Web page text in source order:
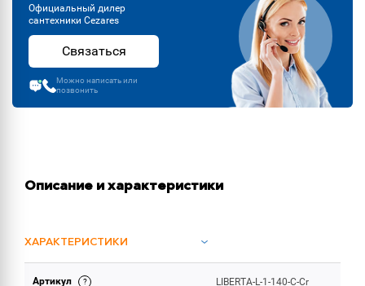
Официальный дилер
сантехники Cezares
Связаться
Можно написать или
позвонить
Описание и характеристики
ХАРАКТЕРИСТИКИ
Артикул LIBERTA-L-1-140-C-Cr